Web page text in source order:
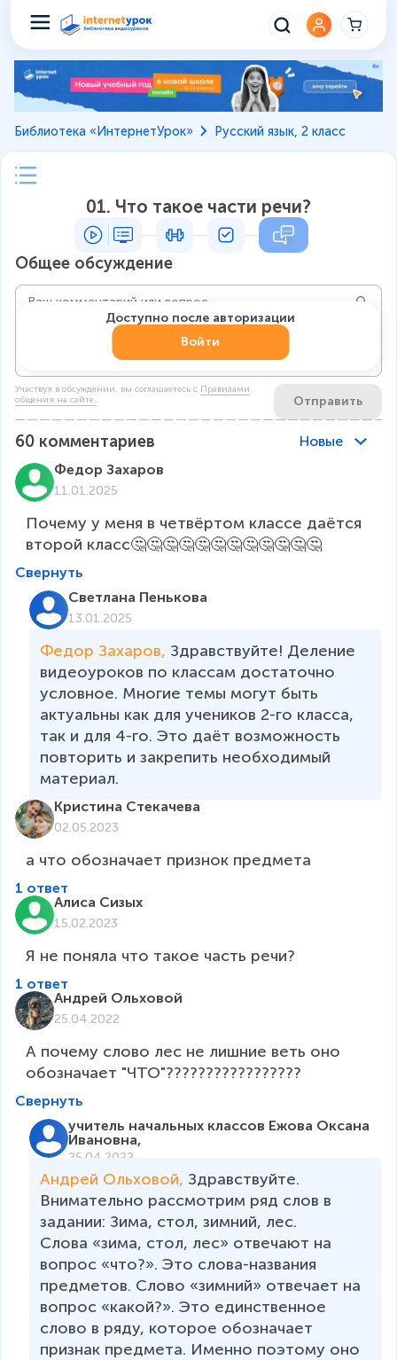
Библиотека «ИнтернетУрок» Русский язык, 2 класс
01. Что такое части речи?
Общее обсуждение
Участвуя в обсуждении, вы соглашаетесь c Правилами
общения на сайте.
Отправить
Доступно после авторизации
Войти
60 комментариев
Новые
Федор Захаров
11.01.2025
Почему у меня в четвёртом классе даётся
второй класс🤔🤔🤔🤔🤔🤔🤔🤔🤔🤔🤔🤔
Свернуть
Светлана Пенькова
13.01.2025
Федор Захаров, Здравствуйте! Деление
видеоуроков по классам достаточно
условное. Многие темы могут быть
актуальны как для учеников 2-го класса,
так и для 4-го. Это даёт возможность
повторить и закрепить необходимый
материал.
Кристина Стекачева
02.05.2023
а что обозначает признок предмета
1 ответ
Алиса Сизых
15.02.2023
Я не поняла что такое часть речи?
1 ответ
Андрей Ольховой
25.04.2022
А почему слово лес не лишние веть оно
обозначает "ЧТО"?????????????????
Свернуть
учитель начальных классов Ежова Оксана
Ивановна,
25.04.2022
Андрей Ольховой, Здравствуйте.
Внимательно рассмотрим ряд слов в
задании: Зима, стол, зимний, лес.
Слова «зима, стол, лес» отвечают на
вопрос «что?». Это слова-названия
предметов. Слово «зимний» отвечает на
вопрос «какой?». Это единственное
слово в ряду, которое обозначает
признак предмета. Именно поэтому оно